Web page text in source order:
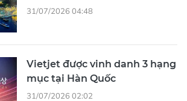
31/07/2026 04:48
Vietjet được vinh danh 3 hạng
mục tại Hàn Quốc
31/07/2026 02:02